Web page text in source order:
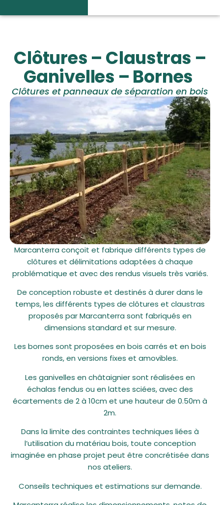
Clôtures – Claustras –
Ganivelles – Bornes
Clôtures et panneaux de séparation en bois
Marcanterra conçoit et fabrique différents types de
clôtures et délimitations adaptées à chaque
problématique et avec des rendus visuels très variés.
De conception robuste et destinés à durer dans le
temps, les différents types de clôtures et claustras
proposés par Marcanterra sont fabriqués en
dimensions standard et sur mesure.
Les bornes sont proposées en bois carrés et en bois
ronds, en versions fixes et amovibles.
Les ganivelles en châtaignier sont réalisées en
échalas fendus ou en lattes sciées, avec des
écartements de 2 à 10cm et une hauteur de 0.50m à
2m.
Dans la limite des contraintes techniques liées à
l’utilisation du matériau bois, toute conception
imaginée en phase projet peut être concrétisée dans
nos ateliers.
Conseils techniques et estimations sur demande.